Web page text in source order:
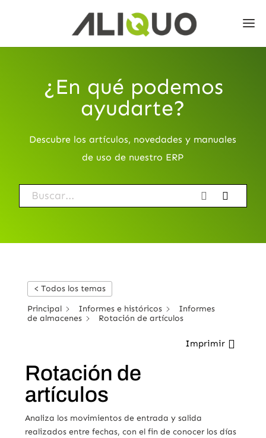
¿En qué podemos
ayudarte?
Descubre los artículos, novedades y manuales
de uso de nuestro ERP
< Todos los temas
Principal Informes e históricos
Informes
de almacenes
Rotación de artículos
Imprimir
Rotación de
artículos
Analiza los movimientos de entrada y salida
realizados entre fechas, con el fin de conocer los días